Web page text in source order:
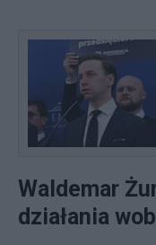
Waldemar
działania